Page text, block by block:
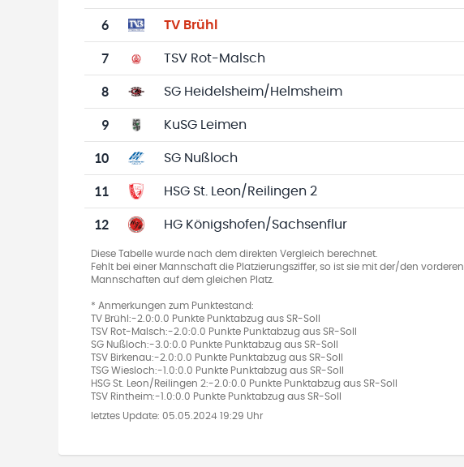
6 TV Brühl
7 TSV Rot-Malsch
8 SG Heidelsheim/Helmsheim
9 KuSG Leimen
10 SG Nußloch
11 HSG St. Leon/Reilingen 2
12 HG Königshofen/Sachsenflur
Diese Tabelle wurde nach dem direkten Vergleich berechnet.
Fehlt bei einer Mannschaft die Platzierungsziffer, so ist sie mit der/den vorderen
Mannschaften auf dem gleichen Platz.
* Anmerkungen zum Punktestand:
TV Brühl:-2.0:0.0 Punkte Punktabzug aus SR-Soll
TSV Rot-Malsch:-2.0:0.0 Punkte Punktabzug aus SR-Soll
SG Nußloch:-3.0:0.0 Punkte Punktabzug aus SR-Soll
TSV Birkenau:-2.0:0.0 Punkte Punktabzug aus SR-Soll
TSG Wiesloch:-1.0:0.0 Punkte Punktabzug aus SR-Soll
HSG St. Leon/Reilingen 2:-2.0:0.0 Punkte Punktabzug aus SR-Soll
TSV Rintheim:-1.0:0.0 Punkte Punktabzug aus SR-Soll
letztes Update: 05.05.2024 19:29 Uhr